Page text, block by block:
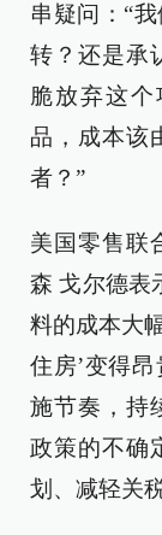
串疑问：“
转？还是承
脆放弃这
品，成本该
者？”
美国零售联
森 戈尔德表
料的成本大
住房’变得
施节奏，持
政策的不确
划、减轻关